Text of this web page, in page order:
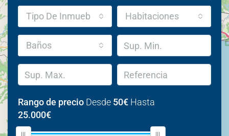
Tipo De Inmueble Habitaciones
Baños
Rango de precio Desde 50€ Hasta
25.000€